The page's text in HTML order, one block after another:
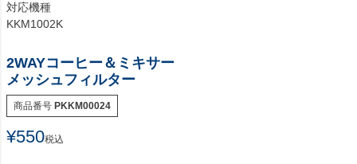
対応機種
KKM1002K
2WAYコーヒー＆ミキサー
メッシュフィルター
商品番号 PKKM00024
¥550税込